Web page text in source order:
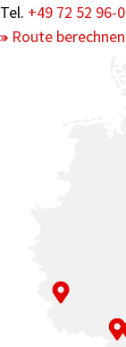
Tel. +49 72 52 96-0
Route berechnen